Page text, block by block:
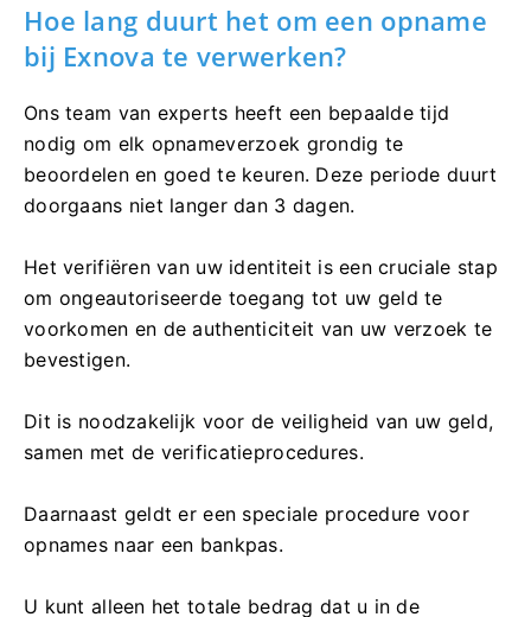
Hoe lang duurt het om een ​​opname
bij Exnova te verwerken?
Ons team van experts heeft een bepaalde tijd
nodig om elk opnameverzoek grondig te
beoordelen en goed te keuren. Deze periode duurt
doorgaans niet langer dan 3 dagen.
Het verifiëren van uw identiteit is een cruciale stap
om ongeautoriseerde toegang tot uw geld te
voorkomen en de authenticiteit van uw verzoek te
bevestigen.
Dit is noodzakelijk voor de veiligheid van uw geld,
samen met de verificatieprocedures.
Daarnaast geldt er een speciale procedure voor
opnames naar een bankpas.
U kunt alleen het totale bedrag dat u in de